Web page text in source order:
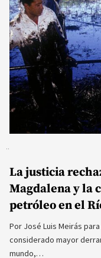
La justicia
Magdalena y la
petróleo en el
Por José Luis Meirás
considerado mayor
mundo,…